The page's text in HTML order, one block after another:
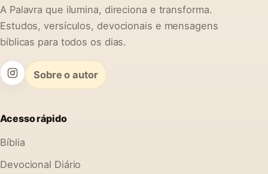
A Palavra que ilumina, direciona e transforma.
Estudos, versículos, devocionais e mensagens
bíblicas para todos os dias.
Sobre o autor
Acesso rápido
Bíblia
Devocional Diário